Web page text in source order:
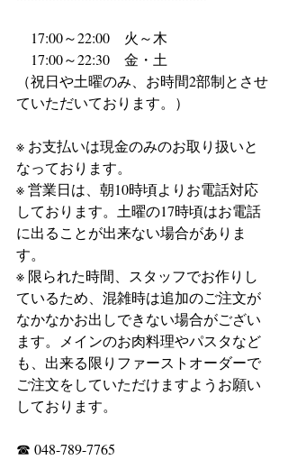
17:00～22:00　火～木
17:00～22:30　金・土
（祝日や土曜のみ、お時間2部制とさせ
ていただいております。）
※ お支払いは現金のみのお取り扱いと
なっております。
※ 営業日は、朝10時頃よりお電話対応
しております。土曜の17時頃はお電話
に出ることが出来ない場合がありま
す。
※ 限られた時間、スタッフでお作りし
ているため、混雑時は追加のご注文が
なかなかお出しできない場合がござい
ます。メインのお肉料理やパスタなど
も、出来る限りファーストオーダーで
ご注文をしていただけますようお願い
しております。
☎ 048-789-7765